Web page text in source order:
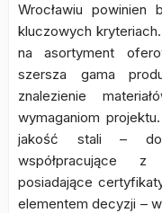
Wrocławiu
kluczowych
na asortyment
szersza gama
znalezienie
wymaganiom
jakość stali –
współpracujące
posiadające
elementem decyzji –